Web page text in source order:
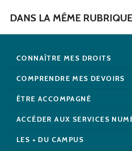
DANS LA MÊME RUBRIQUE
CONNAÎTRE MES DROITS
COMPRENDRE MES DEVOIRS
ÊTRE ACCOMPAGNÉ
ACCÉDER AUX SERVICES
LES + DU CAMPUS